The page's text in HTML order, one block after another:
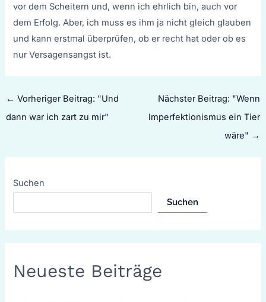
vor dem Scheitern und, wenn ich ehrlich bin, auch vor
dem Erfolg. Aber, ich muss es ihm ja nicht gleich glauben
und kann erstmal überprüfen, ob er recht hat oder ob es
nur Versagensangst ist.
← Vorheriger Beitrag: "Und
dann war ich zart zu mir"
Nächster Beitrag: "Wenn
Imperfektionismus ein Tier
wäre" →
Suchen
Suchen
Neueste Beiträge